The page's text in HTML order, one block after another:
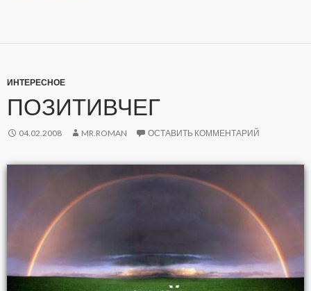
ИНТЕРЕСНОЕ
ПОЗИТИВЧЕГ
04.02.2008 MR.ROMAN ОСТАВИТЬ КОММЕНТАРИЙ